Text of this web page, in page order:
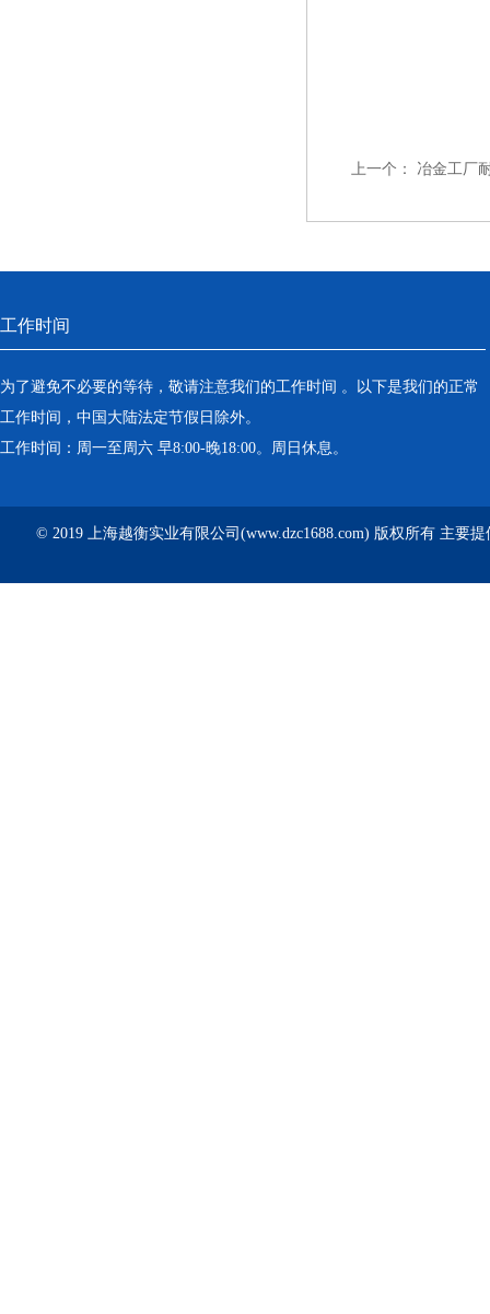
上一个： 冶金工厂
工作时间
为了避免不必要的等待，敬请注意我们的工作时间 。以下是我们的正常
工作时间，中国大陆法定节假日除外。
工作时间：周一至周六 早8:00-晚18:00。周日休息。
© 2019 上海越衡实业有限公司(www.dzc1688.com) 版权所有 主要提